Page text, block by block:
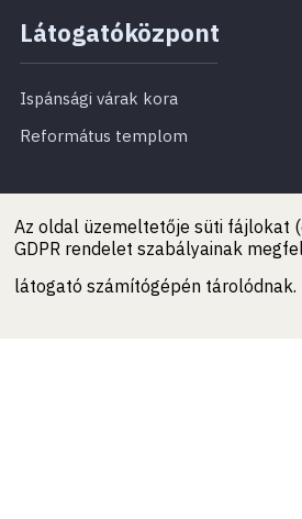
Az oldal üzemeltetője süti fájlokat
GDPR rendelet szabályainak
látogató számítógépén tárolódnak.
Látogatóközpont
Ispánsági várak kora
Református templom
Látogatóinknak
Aktualitások